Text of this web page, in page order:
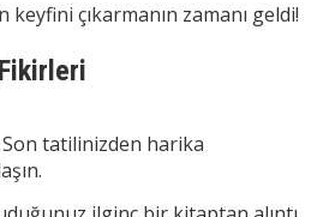
çıkarmanın zamanı geldi!
Son tatilinizden harika